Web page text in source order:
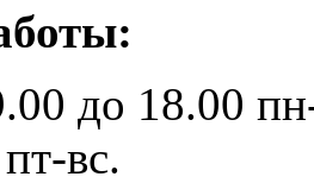
до 18.00
вс.